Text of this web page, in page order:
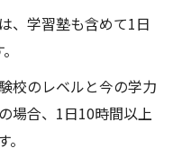
、学習塾も含めて1日
校のレベルと今の学力
場合、1日10時間以上